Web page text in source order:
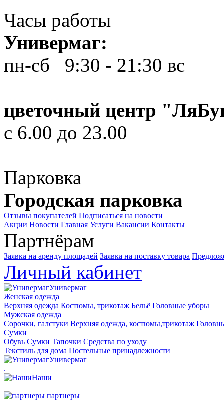
Часы работы
Универмаг:
пн-сб 9:30 - 21:30 вс
цветочный центр
с 6.00 до 23.00
Парковка
Городская парковка
Отзывы покупателей Подписаться на новости
Акции Новости Главная Услуги Вакансии Контакты
Партнёрам
Заявка на аренду площадей Заявка на поставку товара
Личный кабинет
Универмаг
Женская одежда
Верхняя одежда Костюмы, трикотаж Бельё Головные уборы
Мужская одежда
Сорочки, галстуки Верхняя одежда, костюмы,трикотаж
Сумки
Обувь Сумки Тапочки Средства по уходу
Текстиль для дома Постельные принадлежности
Универмаг
.
Наши
партнеры